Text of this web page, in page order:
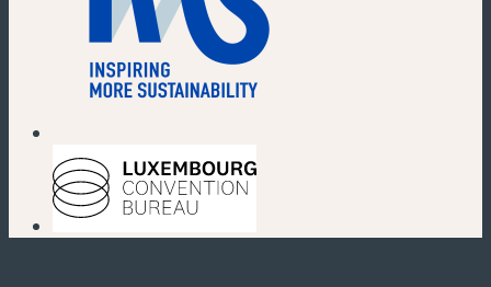
(new window)